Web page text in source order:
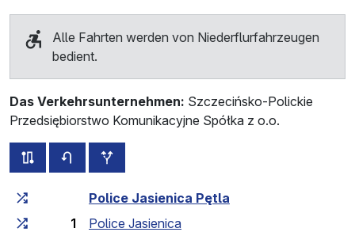
Alle Fahrten werden von Niederflurfahrzeugen
bedient.
Das Verkehrsunternehmen: Szczecińsko-Polickie
Przedsiębiorstwo Komunikacyjne Spółka z o.o.
alle Strecken dieser Linie
Fahrplan für die Gegenrichtung
Fahrtzeit zunehmend Fahrtzeit zwischen den
Police Jasienica Pętla
1
Police Jasienica